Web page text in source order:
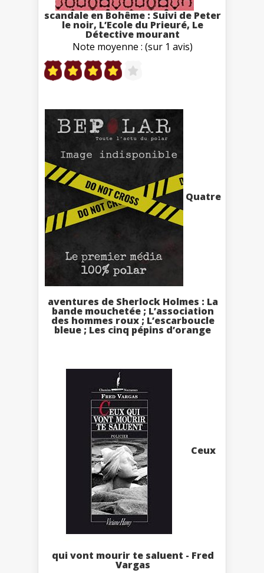
scandale en Bohême : Suivi de Peter
le noir, L’Ecole du Prieuré, Le
Détective mourant
Note moyenne : (sur 1 avis)
Quatre
aventures de Sherlock Holmes : La
bande mouchetée ; L’association
des hommes roux ; L’escarboucle
bleue ; Les cinq pépins d’orange
Ceux
qui vont mourir te saluent - Fred
Vargas